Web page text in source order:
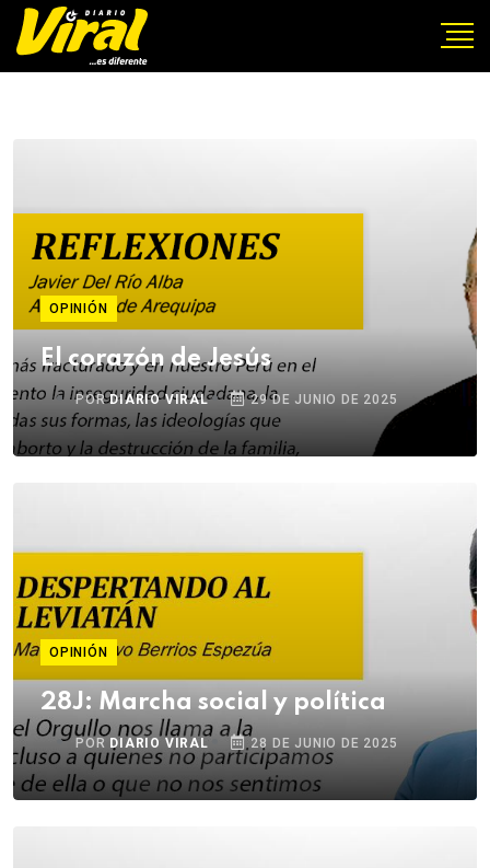
OPINIÓN
El corazón de Jesús
PORDIARIO VIRAL 29 DE JUNIO DE 2025
OPINIÓN
28J: Marcha social y política
POR DIARIO VIRAL 28 DE JUNIO DE 2025